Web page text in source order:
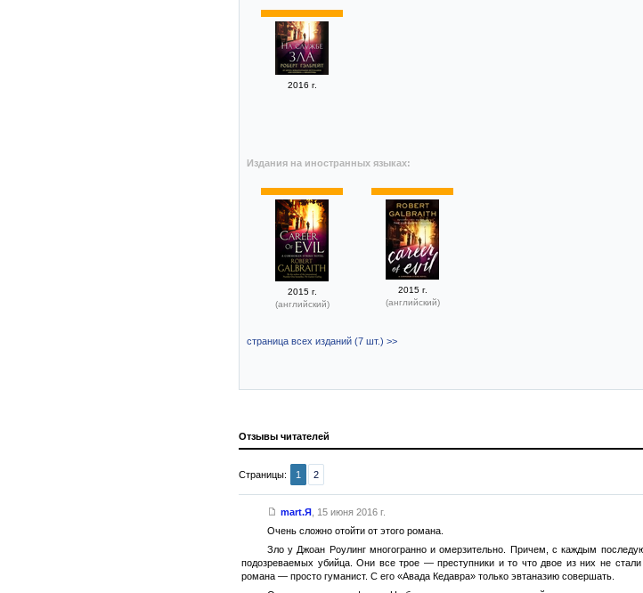
2016 г.
Издания на иностранных языках:
2015 г.
(английский)
2015 г.
(английский)
страница всех изданий (7 шт.) >>
Отзывы читателей
Страницы: 1 2
mart.Я, 15 июня 2016 г.
Очень сложно отойти от этого романа.
Зло у Джоан Роулинг многогранно и омерзительно. Причем, с каждым
подозреваемых убийца. Они все трое — преступники и то что двое из них не
романа — просто гуманист. С его «Авада Кедавра» только эвтаназию совершать.